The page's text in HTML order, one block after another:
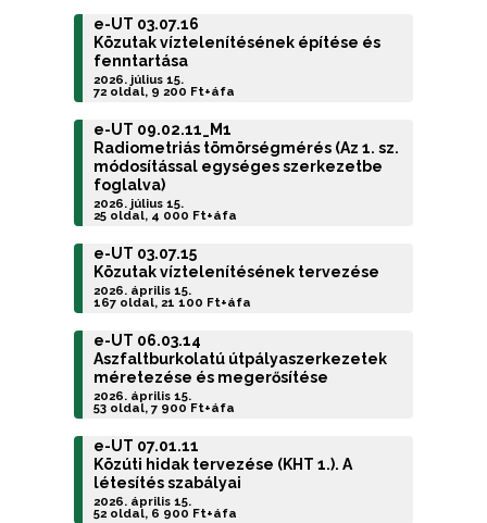
e-UT 03.07.16
Közutak víztelenítésének építése és
fenntartása
2026. július 15.
72 oldal, 9 200 Ft+áfa
e-UT 09.02.11_M1
Radiometriás tömörségmérés (Az 1. sz.
módosítással egységes szerkezetbe
foglalva)
2026. július 15.
25 oldal, 4 000 Ft+áfa
e-UT 03.07.15
Közutak víztelenítésének tervezése
2026. április 15.
167 oldal, 21 100 Ft+áfa
e-UT 06.03.14
Aszfaltburkolatú útpályaszerkezetek
méretezése és megerősítése
2026. április 15.
53 oldal, 7 900 Ft+áfa
e-UT 07.01.11
Közúti hidak tervezése (KHT 1.). A
létesítés szabályai
2026. április 15.
52 oldal, 6 900 Ft+áfa